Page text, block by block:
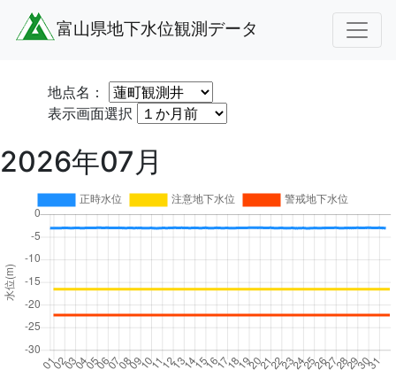
富山県地下水位観測データ
地点名：
表示画面選択
2026年07月